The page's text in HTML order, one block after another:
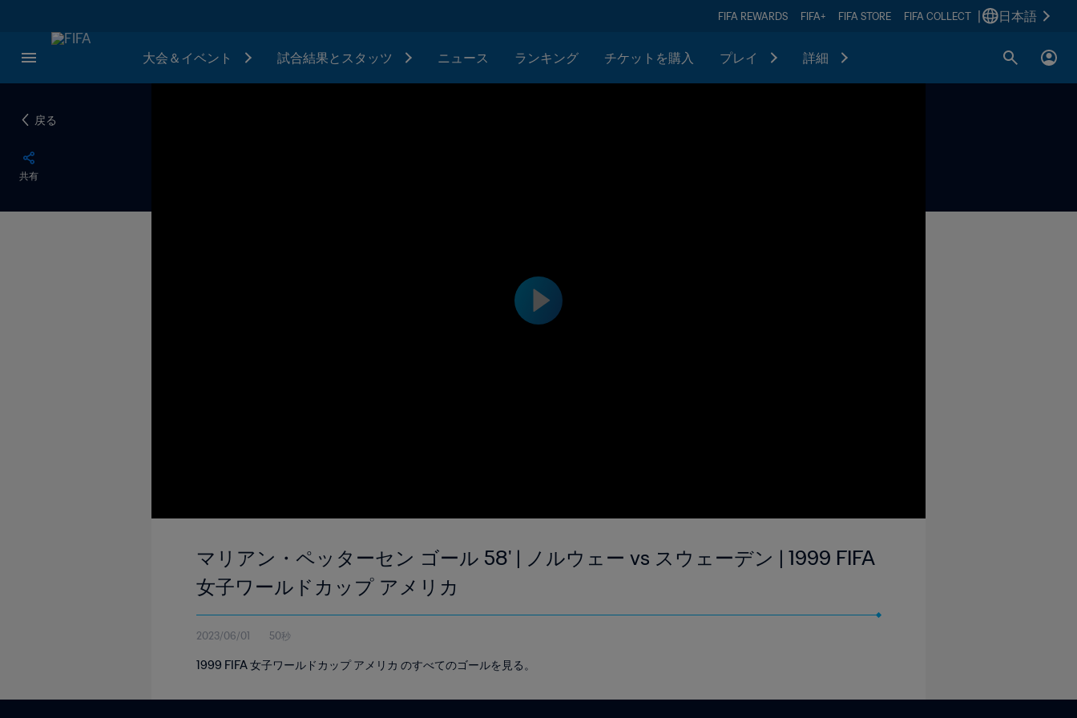
FIFA REWARDS FIFA+ FIFA STORE FIFA COLLECT 日本語
大会＆イベント 試合結果とスタッツ ニュース ランキング チケットを購入 プレイ 詳細
戻る
共有
マリアン・ペッターセン ゴール 58' | ノルウェー vs スウェーデン | 1999 FIFA
女子ワールドカップ アメリカ
2023/06/01 50秒
1999 FIFA 女子ワールドカップ アメリカ のすべてのゴールを見る。